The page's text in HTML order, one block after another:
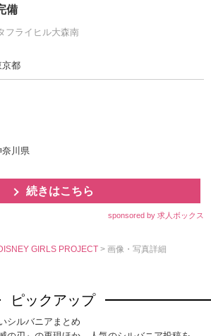
備
フライヒル大森南
京都
川県
続きはこちら
sponsored by 求人ボックス
GIRLS PROJECT> 画像・写真詳細
ピックアップ
シルバニアまとめ